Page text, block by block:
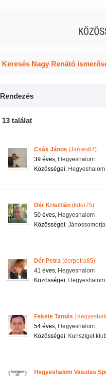
Keresés Nagy Renátó
Rendezés
13 találat
Csák János (James87)
39 éves, Hegyeshalom
Közösségei:
Dér Krisztián (kder75)
50 éves, Hegyeshalom
Közösségei:
Dér Petra (derpetra85)
41 éves, Hegyeshalom
Közösségei:
Fekete Tamás
54 éves, Hegyeshalom
Közösségei: Kunsziget
Hegyeshalom Vasutas